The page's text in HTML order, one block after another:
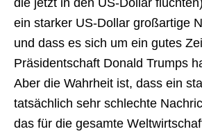
die jetzt in den US-Dollar
ein starker US-Dollar großartige
und dass es sich um ein gutes
Präsidentschaft Donald Trumps
Aber die Wahrheit ist, dass ein
tatsächlich sehr schlechte
das für die gesamte